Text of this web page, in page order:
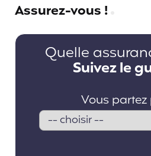
Assurez-vous !